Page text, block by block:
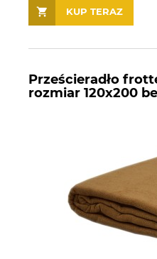
KUP TERAZ
Prześcieradło
rozmiar 120x200